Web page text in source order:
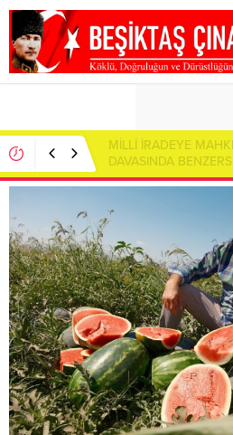
MİLLİ İRADEYE
DAVASINDA
CUMHURBAŞKANI